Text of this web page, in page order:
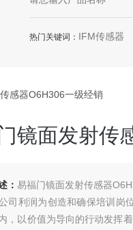
热门关键词： IFM传感器
感器O6H306一级经销
镜面发射传
： 易福门镜面发射传感器
司利润为创造和确保培训岗
，以价值为导向的行动发挥